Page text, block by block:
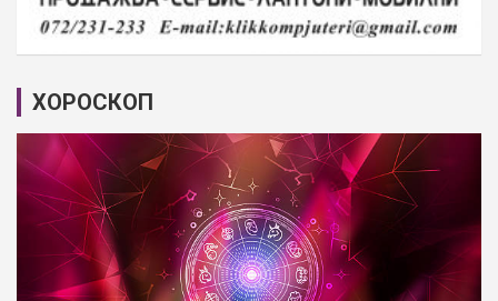
ХОРОСКОП